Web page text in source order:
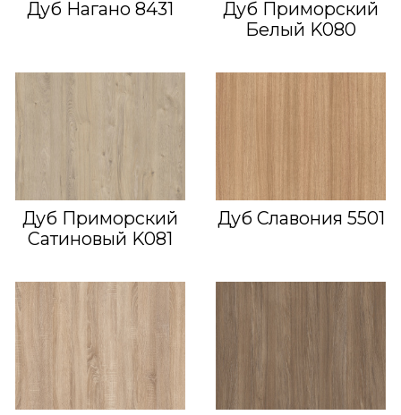
Дуб Нагано 8431
Дуб Приморский
Белый K080
Дуб Приморский
Сатиновый K081
Дуб Славония 5501